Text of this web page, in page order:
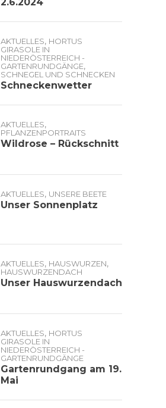
2.6.2024
AKTUELLES, HORTUS
GIRASOLE IN
NIEDERÖSTERREICH -
GARTENRUNDGÄNGE,
SCHNEGEL UND SCHNECKEN
Schneckenwetter
AKTUELLES,
PFLANZENPORTRAITS
Wildrose – Rückschnitt
AKTUELLES, UNSERE BEETE
Unser Sonnenplatz
AKTUELLES, HAUSWURZEN,
HAUSWURZENDACH
Unser Hauswurzendach
AKTUELLES, HORTUS
GIRASOLE IN
NIEDERÖSTERREICH -
GARTENRUNDGÄNGE
Gartenrundgang am 19.
Mai